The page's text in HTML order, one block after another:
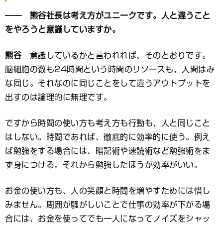
―― 熊谷社長は考え方がユニークです。人と違うこと
をやろうと意識していますか。
熊谷意識しているかと言われれば、そのとおりです。
脳細胞の数も24時間という時間のリソースも、人間はみ
な同じ。それなのに同じことをして違うアウトプットを
出すのは論理的に無理です。
ですから時間の使い方も考え方も行動も、人と同じこと
はしない。時間であれば、徹底的に効率的に使う。例え
ば勉強をする場合には、暗記術や速読術など勉強術をま
ず身につける。それから勉強したほうが効率がいい。
お金の使い方も、人の笑顔と時間を増やすためには惜し
みません。周囲が騒がしいことで仕事の効率が下がる場
合には、お金を使ってでも一人になってノイズをシャッ